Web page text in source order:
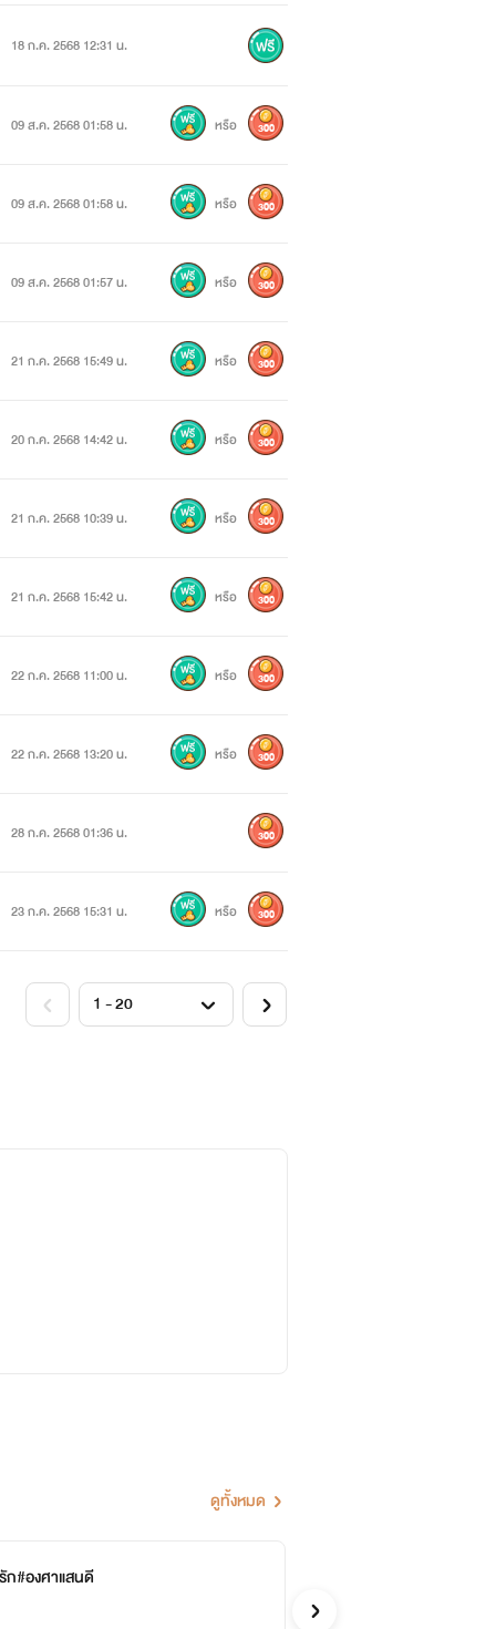
18 ก.ค. 2568 12:31 น.
09 ส.ค. 2568 01:58 น. หรือ 300
09 ส.ค. 2568 01:58 น. หรือ 300
09 ส.ค. 2568 01:57 น. หรือ 300
21 ก.ค. 2568 15:49 น. หรือ 300
20 ก.ค. 2568 14:42 น. หรือ 300
21 ก.ค. 2568 10:39 น. หรือ 300
21 ก.ค. 2568 15:42 น. หรือ 300
22 ก.ค. 2568 11:00 น. หรือ 300
22 ก.ค. 2568 13:20 น. หรือ 300
28 ก.ค. 2568 01:36 น. 300
23 ก.ค. 2568 15:31 น. หรือ 300
ดูทั้งหมด
ก#องศาแสนดี